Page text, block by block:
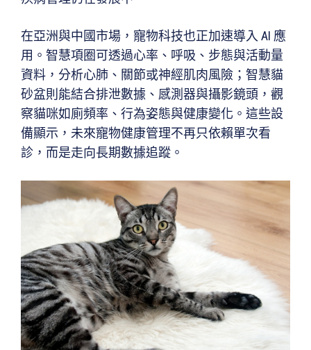
在亞洲與中國市場，寵物科技也正加速導入 AI 應
用。智慧項圈可透過心率、呼吸、步態與活動量
資料，分析心肺、關節或神經肌肉風險；智慧貓
砂盆則能結合排泄數據、感測器與攝影鏡頭，觀
察貓咪如廁頻率、行為姿態與健康變化。這些設
備顯示，未來寵物健康管理不再只依賴單次看
診，而是走向長期數據追蹤。